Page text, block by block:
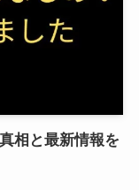
相と最新情報を